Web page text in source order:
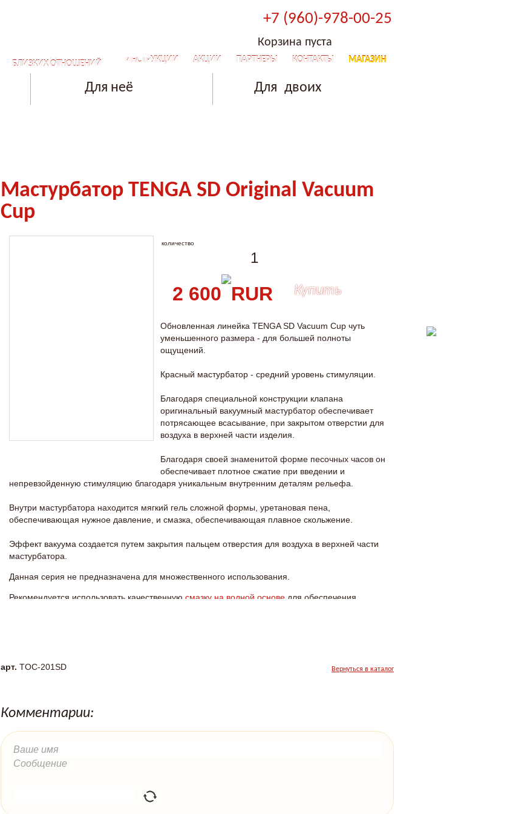
+7 (960)-978-00-25
СЕКРЕТЫ ДЛЯ САМЫХ
БЛИЗКИХ ОТНОШЕНИЙ
ИНСТРУКЦИИ АКЦИИ ПАРТНЕРЫ КОНТАКТЫ МАГАЗИН
Для неё Для двоих
Корзина пуста
Мастурбатор TENGA SD Original Vacuum
Cup
количество
2 600 Купить
Обновленная линейка TENGA SD Vacuum Cup чуть
уменьшенного размера - для большей полноты
ощущений.
Красный мастурбатор - средний уровень стимуляции.
Благодаря специальной конструкции клапана
оригинальный вакуумный мастурбатор обеспечивает
потрясающее всасывание, при закрытом отверстии для
воздуха в верхней части изделия.
Благодаря своей знаменитой форме песочных часов он
обеспечивает плотное сжатие при введении и
непревзойденную стимуляцию благодаря уникальным внутренним деталям рельефа.
Внутри мастурбатора находится мягкий гель сложной формы, уретановая пена,
обеспечивающая нужное давление, и смазка, обеспечивающая плавное скольжение.
Эффект вакуума создается путем закрытия пальцем отверстия для воздуха в верхней части
мастурбатора.
Данная серия не предназначена для множественного использования.
Рекомендуется использовать качественную смазку на водной основе для обеспечения
арт. TOC-201SD Вернуться в каталог
Комментарии: